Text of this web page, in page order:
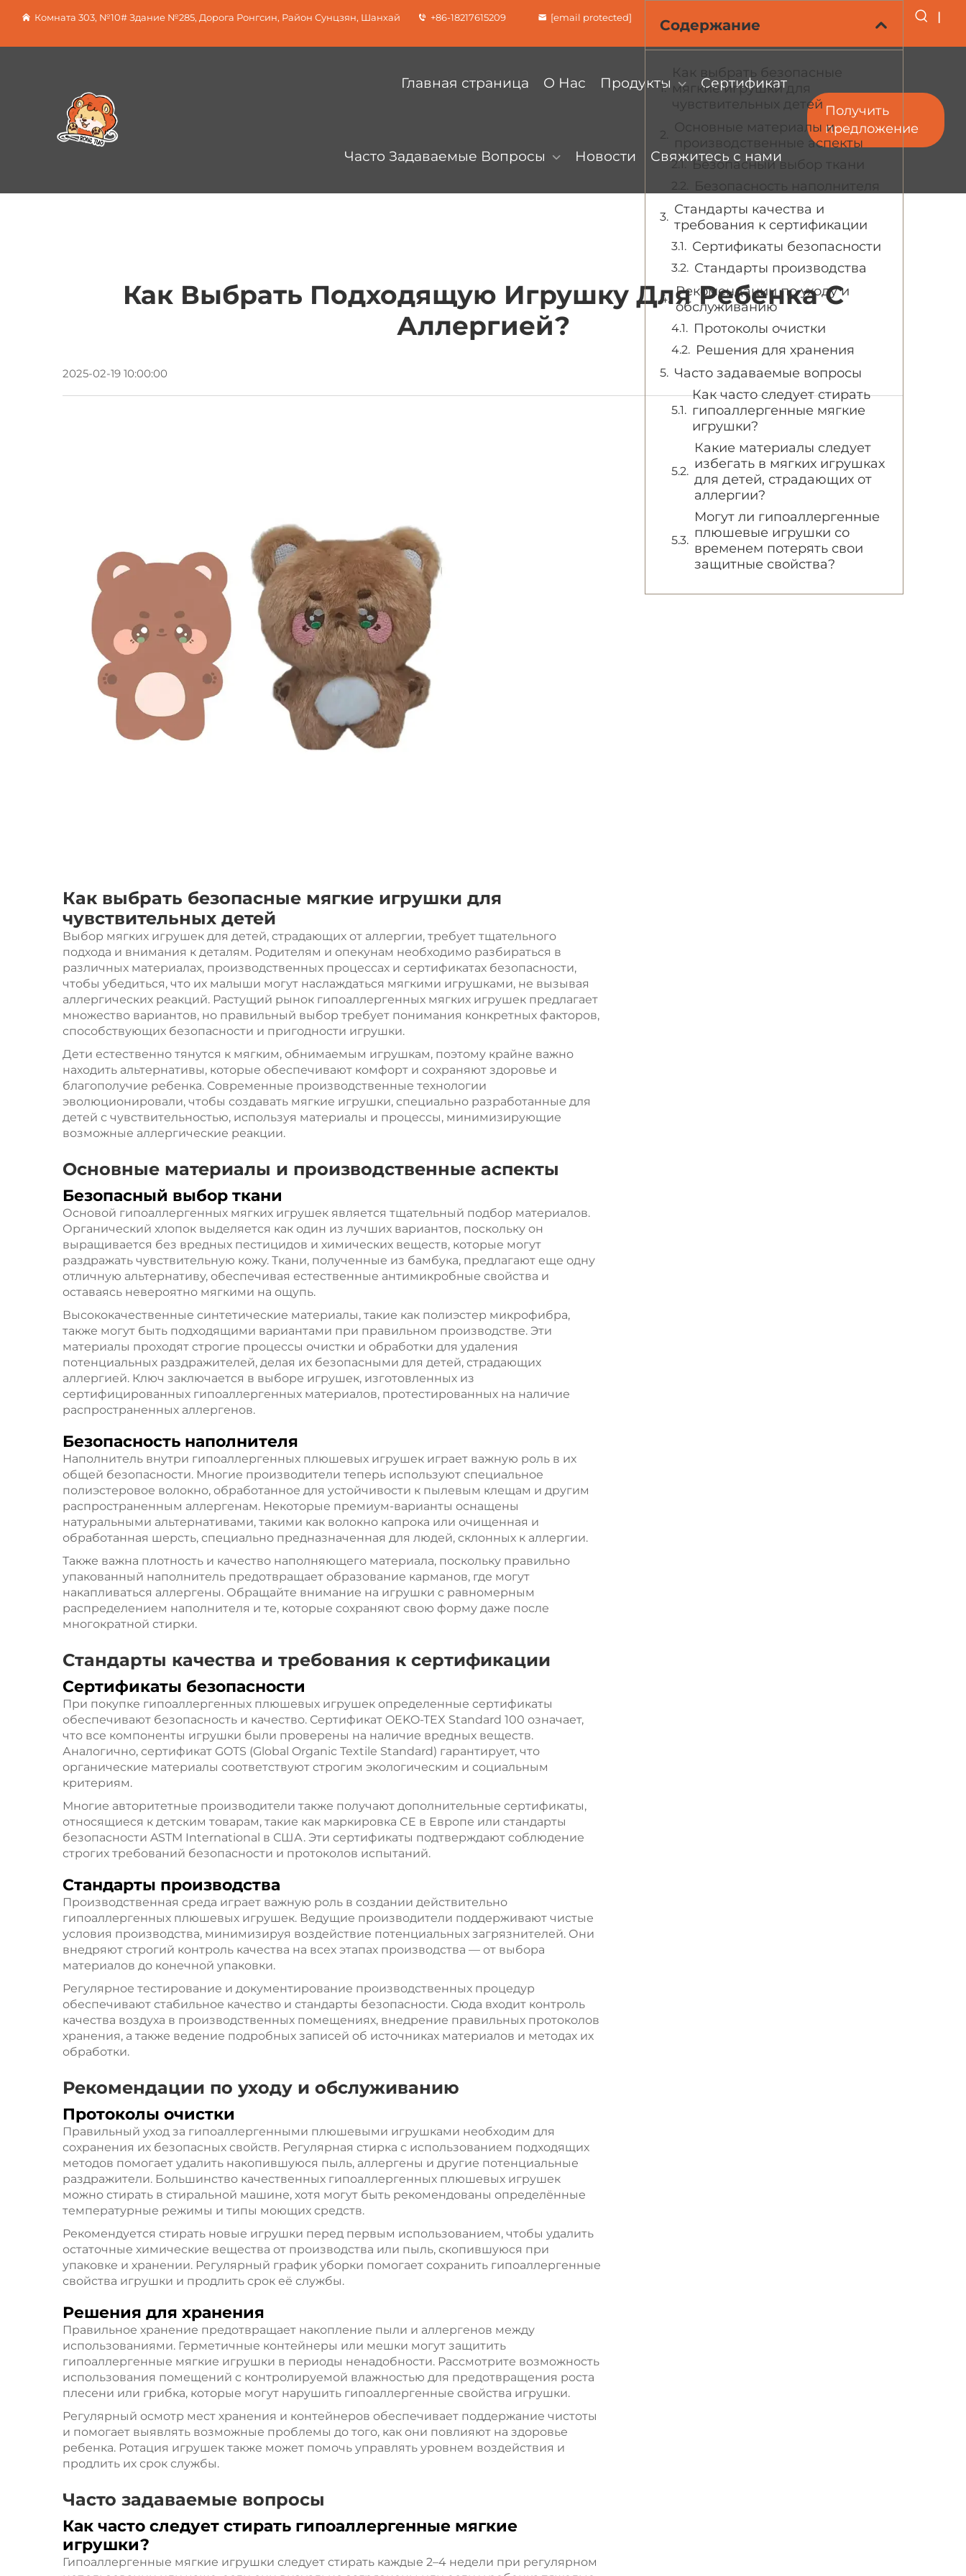
Комната 303, №10# Здание №285, Дорога Ронгсин, Район Сунцзян, Шанхай +86-18217615209 [email protected] |
Главная страница О Нас Продукты Сертификат
Часто Задаваемые Вопросы Новости Свяжитесь с нами
Получить
предложение
Как Выбрать Подходящую Игрушку Для Ребенка С
Аллергией?
2025-02-19 10:00:00
Как выбрать безопасные мягкие игрушки для
чувствительных детей
Выбор мягких игрушек для детей, страдающих от аллергии, требует тщательного
подхода и внимания к деталям. Родителям и опекунам необходимо разбираться в
различных материалах, производственных процессах и сертификатах безопасности,
чтобы убедиться, что их малыши могут наслаждаться мягкими игрушками, не вызывая
аллергических реакций. Растущий рынок гипоаллергенных мягких игрушек предлагает
множество вариантов, но правильный выбор требует понимания конкретных факторов,
способствующих безопасности и пригодности игрушки.
Дети естественно тянутся к мягким, обнимаемым игрушкам, поэтому крайне важно
находить альтернативы, которые обеспечивают комфорт и сохраняют здоровье и
благополучие ребенка. Современные производственные технологии
эволюционировали, чтобы создавать мягкие игрушки, специально разработанные для
детей с чувствительностью, используя материалы и процессы, минимизирующие
возможные аллергические реакции.
Основные материалы и производственные аспекты
Безопасный выбор ткани
Основой гипоаллергенных мягких игрушек является тщательный подбор материалов.
Органический хлопок выделяется как один из лучших вариантов, поскольку он
выращивается без вредных пестицидов и химических веществ, которые могут
раздражать чувствительную кожу. Ткани, полученные из бамбука, предлагают еще одну
отличную альтернативу, обеспечивая естественные антимикробные свойства и
оставаясь невероятно мягкими на ощупь.
Высококачественные синтетические материалы, такие как полиэстер микрофибра,
также могут быть подходящими вариантами при правильном производстве. Эти
материалы проходят строгие процессы очистки и обработки для удаления
потенциальных раздражителей, делая их безопасными для детей, страдающих
аллергией. Ключ заключается в выборе игрушек, изготовленных из
сертифицированных гипоаллергенных материалов, протестированных на наличие
распространенных аллергенов.
Безопасность наполнителя
Наполнитель внутри гипоаллергенных плюшевых игрушек играет важную роль в их
общей безопасности. Многие производители теперь используют специальное
полиэстеровое волокно, обработанное для устойчивости к пылевым клещам и другим
распространенным аллергенам. Некоторые премиум-варианты оснащены
натуральными альтернативами, такими как волокно капрока или очищенная и
обработанная шерсть, специально предназначенная для людей, склонных к аллергии.
Также важна плотность и качество наполняющего материала, поскольку правильно
упакованный наполнитель предотвращает образование карманов, где могут
накапливаться аллергены. Обращайте внимание на игрушки с равномерным
распределением наполнителя и те, которые сохраняют свою форму даже после
многократной стирки.
Стандарты качества и требования к сертификации
Сертификаты безопасности
При покупке гипоаллергенных плюшевых игрушек определенные сертификаты
обеспечивают безопасность и качество. Сертификат OEKO-TEX Standard 100 означает,
что все компоненты игрушки были проверены на наличие вредных веществ.
Аналогично, сертификат GOTS (Global Organic Textile Standard) гарантирует, что
органические материалы соответствуют строгим экологическим и социальным
критериям.
Многие авторитетные производители также получают дополнительные сертификаты,
относящиеся к детским товарам, такие как маркировка CE в Европе или стандарты
безопасности ASTM International в США. Эти сертификаты подтверждают соблюдение
строгих требований безопасности и протоколов испытаний.
Стандарты производства
Производственная среда играет важную роль в создании действительно
гипоаллергенных плюшевых игрушек. Ведущие производители поддерживают чистые
условия производства, минимизируя воздействие потенциальных загрязнителей. Они
внедряют строгий контроль качества на всех этапах производства — от выбора
материалов до конечной упаковки.
Регулярное тестирование и документирование производственных процедур
обеспечивают стабильное качество и стандарты безопасности. Сюда входит контроль
качества воздуха в производственных помещениях, внедрение правильных протоколов
хранения, а также ведение подробных записей об источниках материалов и методах их
обработки.
Рекомендации по уходу и обслуживанию
Протоколы очистки
Правильный уход за гипоаллергенными плюшевыми игрушками необходим для
сохранения их безопасных свойств. Регулярная стирка с использованием подходящих
методов помогает удалить накопившуюся пыль, аллергены и другие потенциальные
раздражители. Большинство качественных гипоаллергенных плюшевых игрушек
можно стирать в стиральной машине, хотя могут быть рекомендованы определённые
температурные режимы и типы моющих средств.
Рекомендуется стирать новые игрушки перед первым использованием, чтобы удалить
остаточные химические вещества от производства или пыль, скопившуюся при
упаковке и хранении. Регулярный график уборки помогает сохранить гипоаллергенные
свойства игрушки и продлить срок её службы.
Решения для хранения
Правильное хранение предотвращает накопление пыли и аллергенов между
использованиями. Герметичные контейнеры или мешки могут защитить
гипоаллергенные мягкие игрушки в периоды ненадобности. Рассмотрите возможность
использования помещений с контролируемой влажностью для предотвращения роста
плесени или грибка, которые могут нарушить гипоаллергенные свойства игрушки.
Регулярный осмотр мест хранения и контейнеров обеспечивает поддержание чистоты
и помогает выявлять возможные проблемы до того, как они повлияют на здоровье
ребенка. Ротация игрушек также может помочь управлять уровнем воздействия и
продлить их срок службы.
Часто задаваемые вопросы
Как часто следует стирать гипоаллергенные мягкие
игрушки?
Гипоаллергенные мягкие игрушки следует стирать каждые 2–4 недели при регулярном
Содержание
Как выбрать безопасные
мягкие игрушки для
чувствительных детей
Основные материалы и
производственные аспекты
Безопасный выбор ткани
Безопасность наполнителя
Стандарты качества и
требования к сертификации
Сертификаты безопасности
Стандарты производства
Рекомендации по уходу и
обслуживанию
Протоколы очистки
Решения для хранения
Часто задаваемые вопросы
Как часто следует стирать
гипоаллергенные мягкие
игрушки?
Какие материалы следует
избегать в мягких игрушках
для детей, страдающих от
аллергии?
Могут ли гипоаллергенные
плюшевые игрушки со
временем потерять свои
защитные свойства?